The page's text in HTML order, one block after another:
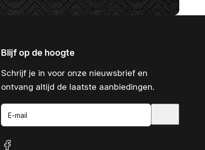
Blijf op de hoogte
Schrijf je in voor onze nieuwsbrief en
ontvang altijd de laatste aanbiedingen.
E-mail